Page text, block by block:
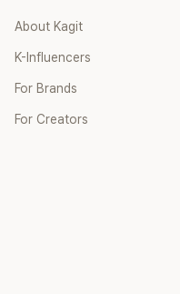
About Kagit
K-Influencers
For Brands
For Creators